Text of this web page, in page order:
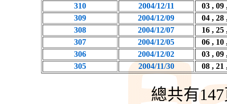
310
2004/12/11
03 , 09
309
2004/12/09
04 , 28
308
2004/12/07
16 ,
307
2004/12/05
06 , 10
306
2004/12/02
03 , 09
305
2004/11/30 08 , 21
總共有